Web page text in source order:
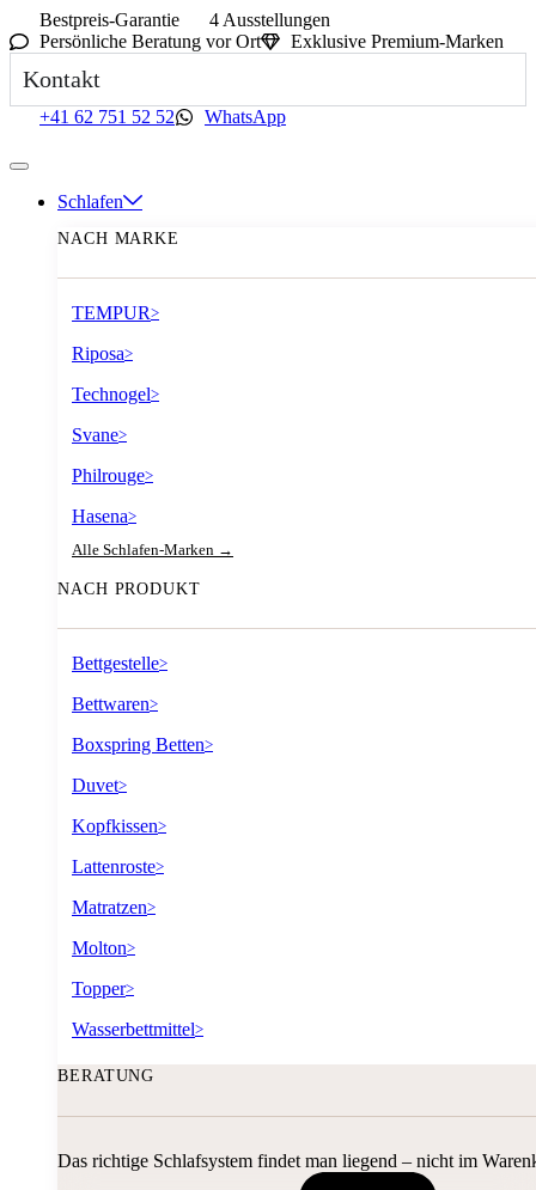
Bestpreis-Garantie
4 Ausstellungen
Persönliche Beratung vor Ort
Exklusive Premium-Marken
Kontakt
+41 62 751 52 52 WhatsApp
Schlafen
NACH MARKE
TEMPUR>
Riposa>
Technogel>
Svane>
Philrouge>
Hasena>
Alle Schlafen-Marken →
NACH PRODUKT
Bettgestelle>
Bettwaren>
Boxspring Betten>
Duvet>
Kopfkissen>
Lattenroste>
Matratzen>
Molton>
Topper>
Wasserbettmittel>
BERATUNG
Das richtige Schlafsystem findet man liegend – nicht im